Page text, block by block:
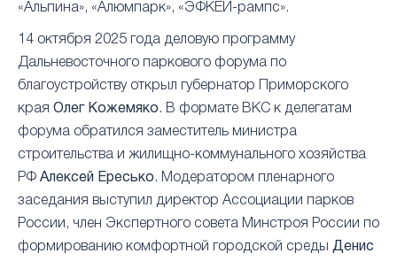
«Альпина», «Алюмпарк», «ЭФКЕЙ-рампс».
14 октября 2025 года деловую программу
Дальневосточного паркового форума по
благоустройству открыл губернатор Приморского
края Олег Кожемяко . В формате ВКС к делегатам
форума обратился заместитель министра
строительства и жилищно-коммунального хозяйства
РФ Алексей Ересько . Модератором пленарного
заседания выступил директор Ассоциации парков
России, член Экспертного совета Минстроя России по
формированию комфортной городской среды Денис